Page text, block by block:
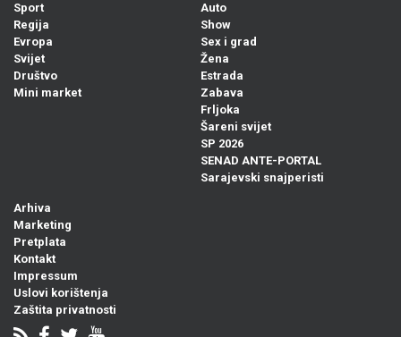
Sport
Regija
Evropa
Svijet
Društvo
Mini market
Auto
Show
Sex i grad
Žena
Estrada
Zabava
Frljoka
Šareni svijet
SP 2026
SENAD ANTE-PORTAL
Sarajevski snajperisti
Arhiva
Marketing
Pretplata
Kontakt
Impressum
Uslovi korištenja
Zaštita privatnosti